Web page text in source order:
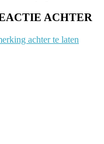
ACHTER
achter te laten